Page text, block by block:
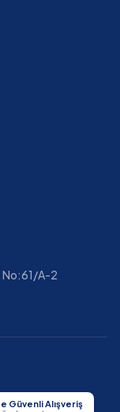
No:61/A-2
Güvenli Alışveriş